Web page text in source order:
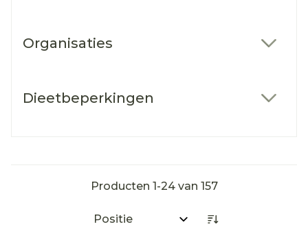
Organisaties
Dieetbeperkingen
Producten 1-24van 157
Sorteer op: